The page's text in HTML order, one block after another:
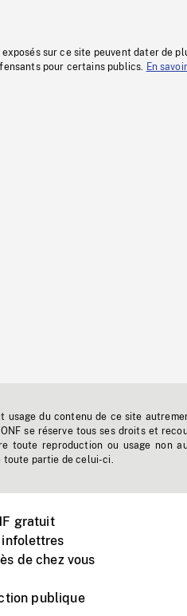
exposés sur ce site peuvent dater de
pour certains publics.
En
usage du contenu de ce site
se réserve tous ses droits et
toute reproduction ou usage non
toute partie de celui-ci.
gratuit
infolettres
de chez vous
publique